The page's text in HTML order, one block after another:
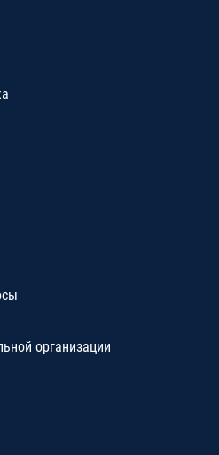
организации